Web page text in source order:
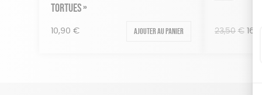
TORTUES »
10,90 € Ajouter au panier 23,50 € Le
16,45